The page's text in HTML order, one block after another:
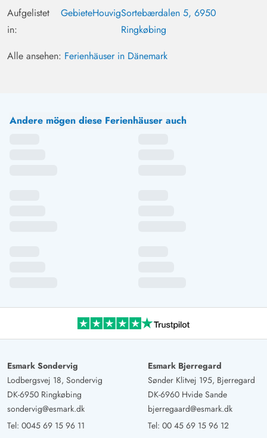
Schönes gepflegtes und gemütliches Haus in toller Lage.
Durch die Veranda aus Holz immer die Wahl, wo man
gerade sitzen möchte. Topper und Betten sauber.
Aufgelistet
in:
GebieteHouvigSortebærdalen 5, 6950
Ringkøbing
Alle ansehen: Ferienhäuser in Dänemark
Andere mögen diese Ferienhäuser auch
Esmark Sondervig
Lodbergsvej 18, Sondervig
DK-6950 Ringkøbing
sondervig@esmark.dk
Tel: 0045 69 15 96 11
Esmark Bjerregard
Sønder Klitvej 195, Bjerregard
DK-6960 Hvide Sande
bjerregaard@esmark.dk
Tel: 00 45 69 15 96 12